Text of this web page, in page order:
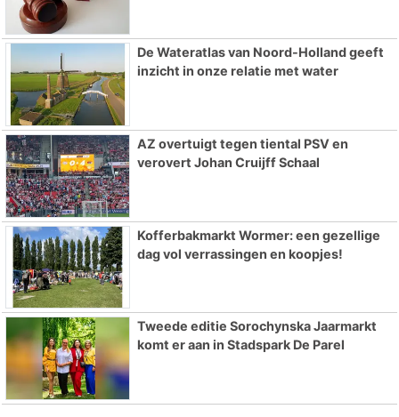
De Wateratlas van Noord-Holland geeft
inzicht in onze relatie met water
AZ overtuigt tegen tiental PSV en
verovert Johan Cruijff Schaal
Kofferbakmarkt Wormer: een gezellige
dag vol verrassingen en koopjes!
Tweede editie Sorochynska Jaarmarkt
komt er aan in Stadspark De Parel